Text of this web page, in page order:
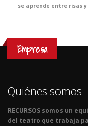
Empresa
Quiénes somos
RECURSOS somos un
del teatro que trabaja